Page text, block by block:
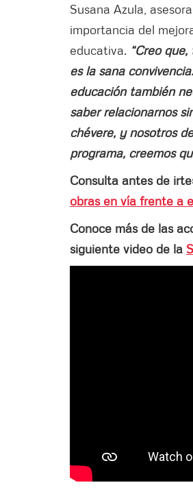
Susana Azula,
importancia del
educativa. “Creo
es la sana
educación también
saber relacionarnos
chévere, y nosotros
programa, creemos
Consulta antes de
obras en vía frente a
Conoce más de las
siguiente video de la